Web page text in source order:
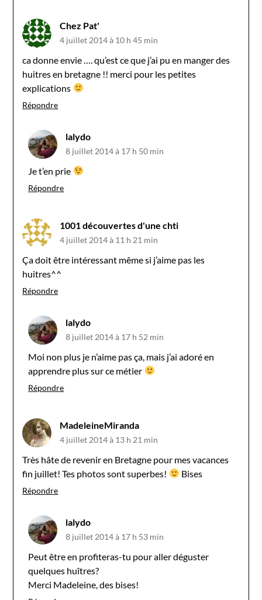
Chez Pat'
4 juillet 2014 à 10 h 45 min
ca donne envie …. qu’est ce que j’ai pu en manger des
huitres en bretagne !! merci pour les petites
explications
Répondre
lalydo
8 juillet 2014 à 17 h 50 min
Je t’en prie
Répondre
1001 découvertes d'une chti
4 juillet 2014 à 11 h 21 min
Ça doit être intéressant même si j’aime pas les
huitres^^
Répondre
lalydo
8 juillet 2014 à 17 h 52 min
Moi non plus je n’aime pas ça, mais j’ai adoré en
apprendre plus sur ce métier
Répondre
MadeleineMiranda
4 juillet 2014 à 13 h 21 min
Très hâte de revenir en Bretagne pour mes vacances
fin juillet! Tes photos sont superbes!
Bises
Répondre
lalydo
8 juillet 2014 à 17 h 53 min
Peut être en profiteras-tu pour aller déguster
quelques huîtres?
Merci Madeleine, des bises!